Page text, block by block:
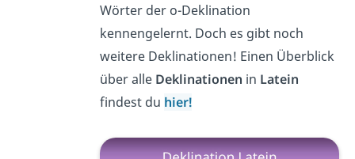
Wörter der o-Deklination
kennengelernt. Doch es gibt noch
weitere Deklinationen! Einen Überblick
über alle Deklinationen in Latein
findest du hier!